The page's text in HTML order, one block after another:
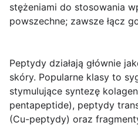
stężeniami do stosowania
powszechne; zawsze łącz
Peptydy działają głównie
skóry. Popularne klasy to
stymulujące syntezę
pentapeptide), peptydy
(Cu-peptydy) oraz